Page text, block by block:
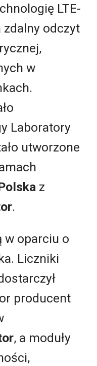
LTE-
zdalny odczyt
w
Laboratory
utworzone
z
.
w oparciu o
Liczniki
producent
, a moduły